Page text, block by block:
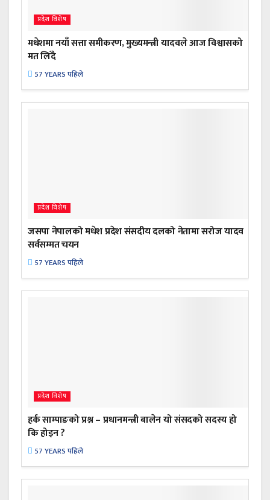
प्रदेश विशेष
मधेशमा नयाँ सत्ता समीकरण, मुख्यमन्त्री यादवले आज विश्वासको
मत लिँदै
57 YEARS पहिले
प्रदेश विशेष
जसपा नेपालको मधेश प्रदेश संसदीय दलको नेतामा सरोज यादव
सर्वसम्मत चयन
57 YEARS पहिले
प्रदेश विशेष
हर्क साम्पाङको प्रश्न – प्रधानमन्त्री बालेन यो संसदको सदस्य हो
कि होइन ?
57 YEARS पहिले